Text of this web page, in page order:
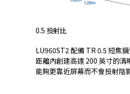
0.5 投射比
LU960ST2 配備 TR 0.5 短焦
距離內創建高達 200 英寸的清
能夠更靠近屏幕而不會投射陰